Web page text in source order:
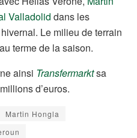
Valladolid dans les
Le milieu de terrain
terme de la saison.
ainsi Transfermarktsa
d’euros.
Martin Hongla